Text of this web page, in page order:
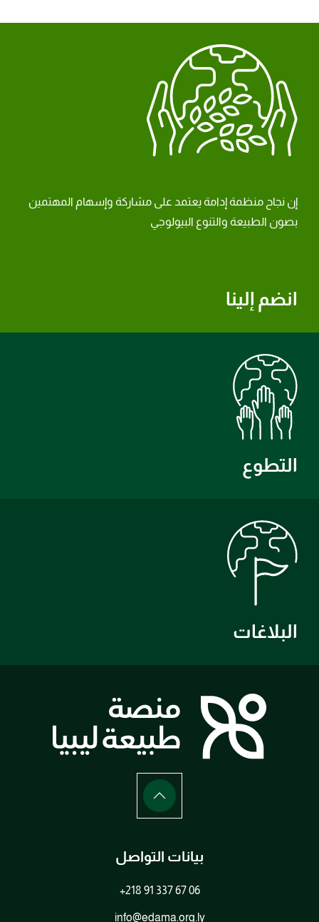
انضم إلينا
إن نجاح منظمة إدامة يعتمد على مشاركة وإسهام المهتمين
بصون الطبيعة والتنوع البيولوجي
التطوع
البلاغات
بيانات التواصل
+218 91 337 67 06
info@edama.org.ly